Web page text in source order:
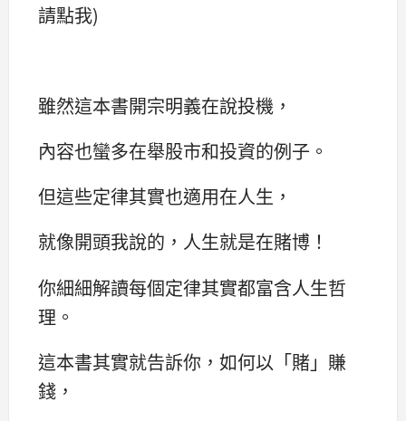
請點我)
雖然這本書開宗明義在說投機，
內容也蠻多在舉股市和投資的例子。
但這些定律其實也適用在人生，
就像開頭我說的，人生就是在賭博！
你細細解讀每個定律其實都富含人生哲
理。
這本書其實就告訴你，如何以「賭」賺
錢，